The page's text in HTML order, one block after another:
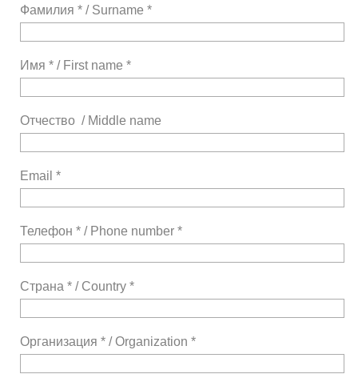
Фамилия * / Surname *
Имя * / First name *
Отчество / Middle name
Email *
Телефон * / Phone number *
Страна * / Country *
Организация * / Organization *